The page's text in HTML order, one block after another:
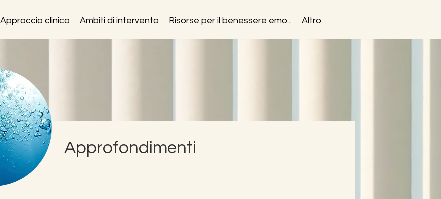
Approccio clinico Ambiti di intervento Risorse per il benessere emo... Altro
Approfondimenti